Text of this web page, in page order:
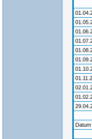
Datum